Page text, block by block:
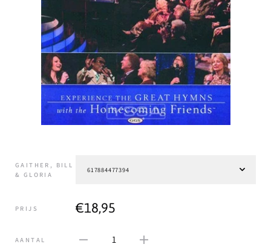
GAITHER, BILL
& GLORIA
PRIJS €18,95
AANTAL 1